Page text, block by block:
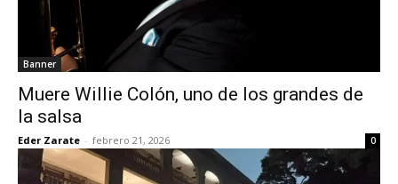
Banner
Muere Willie Colón, uno de los grandes de
la salsa
Eder Zarate - febrero 21, 2026 0